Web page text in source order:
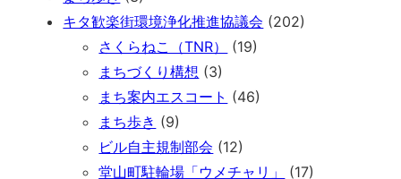
キタ歓楽街環境浄化推進協議会 (202)
さくらねこ（TNR）
(19)
まちづくり構想 (3)
まち案内エスコート (46)
まち歩き (9)
ビル自主規制部会 (12)
堂山町駐輪場「ウメチャリ」
(17)